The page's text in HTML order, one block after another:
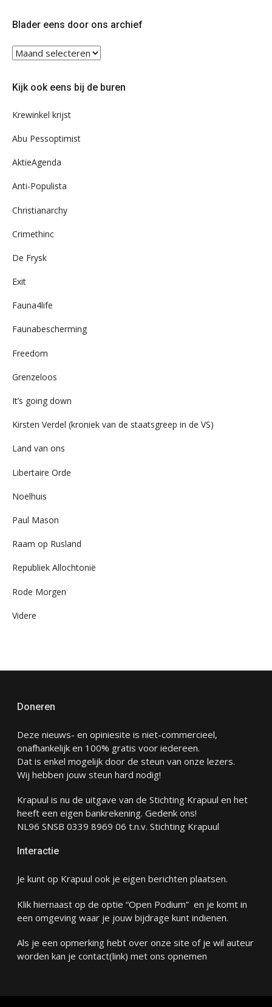
Blader eens door ons archief
Blader
eens
ons
Kijk ook eens bij de buren
Krewinkel krijst
Abu Pessoptimist
AktieAgenda
Anti-Populista
Christianarchy
Crimethinc
De Frysk
Exit
Fauna4life
Faunabescherming
Freedom
Grenzeloos
It’s going down
Kirsten Verdel (kroniek van de staatsgreep in de VS)
Land van ons
Libertaire Orde
Noelhuis
Paul Mason
Raam op Rusland
Republiek Allochtonië
Rode Morgen
Videre
Doneren
Deze nieuws- en opiniesite is niet-commercieel,
onafhankelijk en 100% gratis voor iedereen.
Dat is enkel mogelijk door de steun van onze lezers.
Wij hebben jouw steun hard nodig!
Krapuul is nu de uitgave van de Stichting Krapuul en het
heeft een eigen bankrekening. Gedenk ons!
NL96 SNSB 0339 8969 06 t.n.v. Stichting Krapuul
Interactie
Je kunt op Krapuul ook je eigen berichten plaatsen.
Klik hiernaast op de optie “Open Podium” en je komt in
een omgeving waar je jouw bijdrage kunt indienen.
Als je een opmerking hebt over onze site of je wil auteur
worden kan je contact(link) met ons opnemen